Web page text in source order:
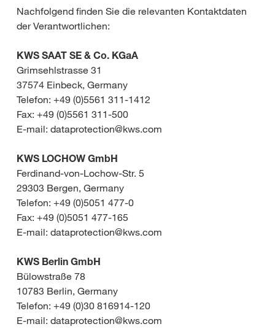
Nachfolgend finden Sie die relevanten Kontaktdaten
der Verantwortlichen:
KWS SAAT SE & Co. KGaA
Grimsehlstrasse 31
37574 Einbeck, Germany
Telefon: +49 (0)5561 311-1412
Fax: +49 (0)5561 311-500
E-mail: dataprotection@kws.com
KWS LOCHOW GmbH
Ferdinand-von-Lochow-Str. 5
29303 Bergen, Germany
Telefon: +49 (0)5051 477-0
Fax: +49 (0)5051 477-165
E-mail: dataprotection@kws.com
KWS Berlin GmbH
Bülowstraße 78
10783 Berlin, Germany
Telefon: +49 (0)30 816914-120
E-mail: dataprotection@kws.com